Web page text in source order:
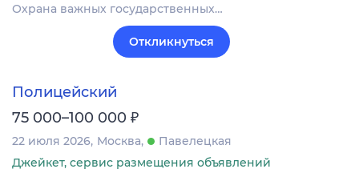
Охрана важных государственных…
Откликнуться
Полицейский
75 000–100 000 ₽
22 июля 2026 Москва
Павелецкая
Джейкет, сервис размещения объявлений